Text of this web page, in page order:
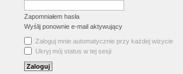
Zapomniałem hasła
Wyślij ponownie e-mail aktywujący
Zaloguj mnie automatycznie przy każdej wizycie
Ukryj mój status w tej sesji